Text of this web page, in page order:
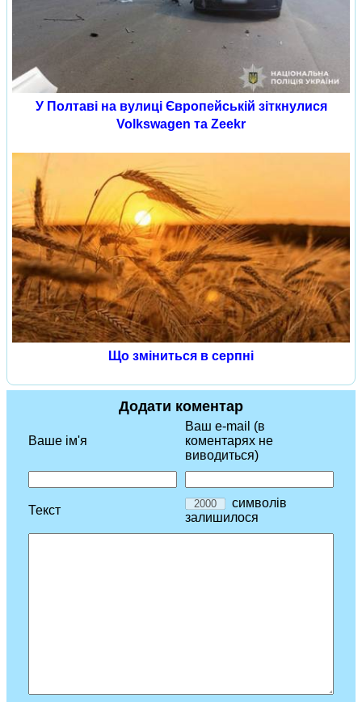
У Полтаві на вулиці Європейській зіткнулися
Volkswagen та Zeekr
Що зміниться в серпні
Додати коментар
Ваше ім'я
Ваш e-mail (в
коментарях не
виводиться)
Текст
символів
залишилося